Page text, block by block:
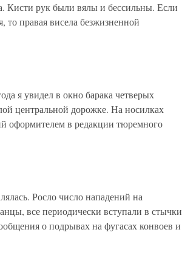
Кисти рук были вялы и бессильны. Если
то правая висела безжизненной
я увидел в окно барака четверых
центральной дорожке. На носилках
оформителем в редакции тюремного
Росло число нападений на
все периодически вступали в стычки
о подрывах на фугасах конвоев и